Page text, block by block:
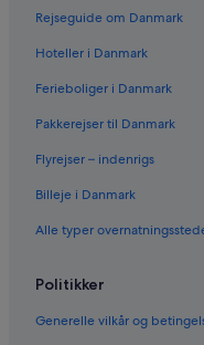
Rejseguide om Danmark
Hoteller i Danmark
Ferieboliger i Danmark
Pakkerejser til Danmark
Flyrejser – indenrigs
Billeje i Danmark
Alle typer
Politikker
Generelle vilkår og